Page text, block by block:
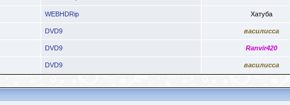
WEBHDRip Хатуба
DVD9 василисса
DVD9 Ranvir420
DVD9 василисса